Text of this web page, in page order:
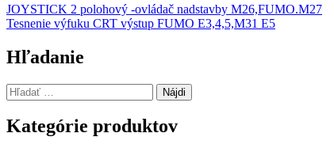
Navigácia
v
článku
JOYSTICK 2 polohový -ovládač nadstavby M26,FUMO.M27
Tesnenie výfuku CRT výstup FUMO E3,4,5,M31 E5
Hľadanie
Hľadať:
Kategórie produktov